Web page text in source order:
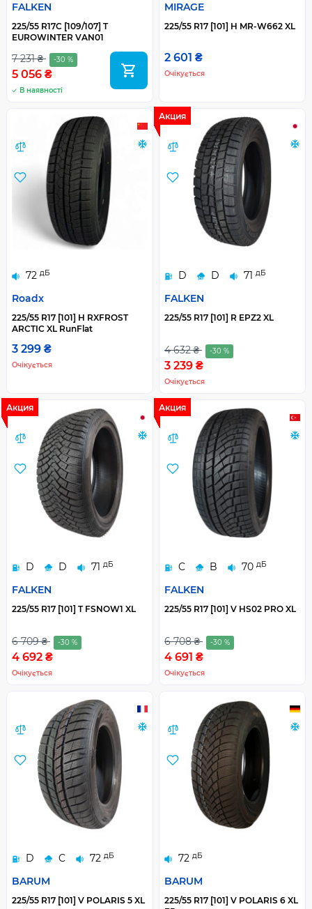
FALKEN
225/55 R17C [109/107] T
EUROWINTER VAN01
7 231 ₴ -30 %
5 056 ₴
В наявності
MIRAGE
225/55 R17 [101] H MR-W662 XL
2 601 ₴
Очікується
72 дБ
Roadx
225/55 R17 [101] H RXFROST
ARCTIC XL RunFlat
3 299 ₴
Очікується
Акция
D D 71 дБ
FALKEN
225/55 R17 [101] R EPZ2 XL
4 632 ₴ -30 %
3 239 ₴
Очікується
Акция
D D 71 дБ
FALKEN
225/55 R17 [101] T FSNOW1 XL
6 709 ₴ -30 %
4 692 ₴
Очікується
Акция
C B 70 дБ
FALKEN
225/55 R17 [101] V HS02 PRO XL
6 708 ₴ -30 %
4 691 ₴
Очікується
D C 72 дБ
BARUM
225/55 R17 [101] V POLARIS 5 XL
72 дБ
BARUM
225/55 R17 [101] V POLARIS 6 XL